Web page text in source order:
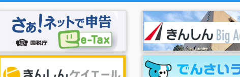
合、申込人等の運転免許証等により、本人確認に必要な情報を取得、
合、申込人等の住民票、戸籍謄（抄）本、戸籍の附票等に基づく、申
必要な情報を取得、保有、利用することに同意します。